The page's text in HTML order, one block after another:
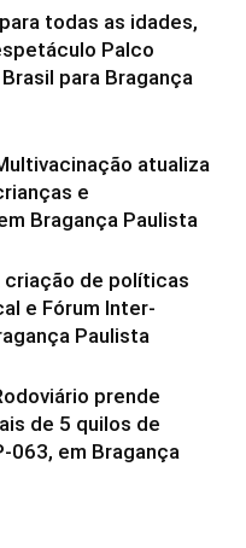
todas as idades,
Palco
para Bragança
atualiza
e
Bragança Paulista
criação de políticas
e Fórum Inter-
Paulista
prende
de 5 quilos de
063, em Bragança